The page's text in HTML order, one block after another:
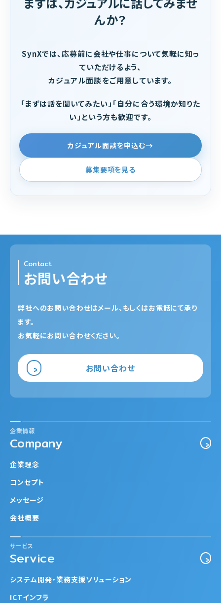
んか？
SynXでは、応募前に会社や仕事について気軽に知っ
ていただけるよう、
カジュアル面談をご用意しています。
「まずは話を聞いてみたい」「自分に合う環境か知りた
い」という方も歓迎です。
カジュアル面談を申込む
募集要項を見る
Contact
お問い合わせ
弊社へのお問い合わせはメール、もしくはお電話にて承り
ます。
お気軽にお問い合わせください。
お問い合わせ
企業情報
Company
企業理念
コンセプト
メッセージ
会社概要
サービス
Service
システム開発・業務支援ソリューション
ICTインフラ